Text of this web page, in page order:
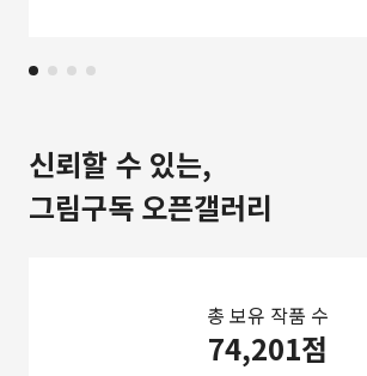
신뢰할 수 있는,
그림구독 오픈갤러리
총 보유 작품 수
74,201점